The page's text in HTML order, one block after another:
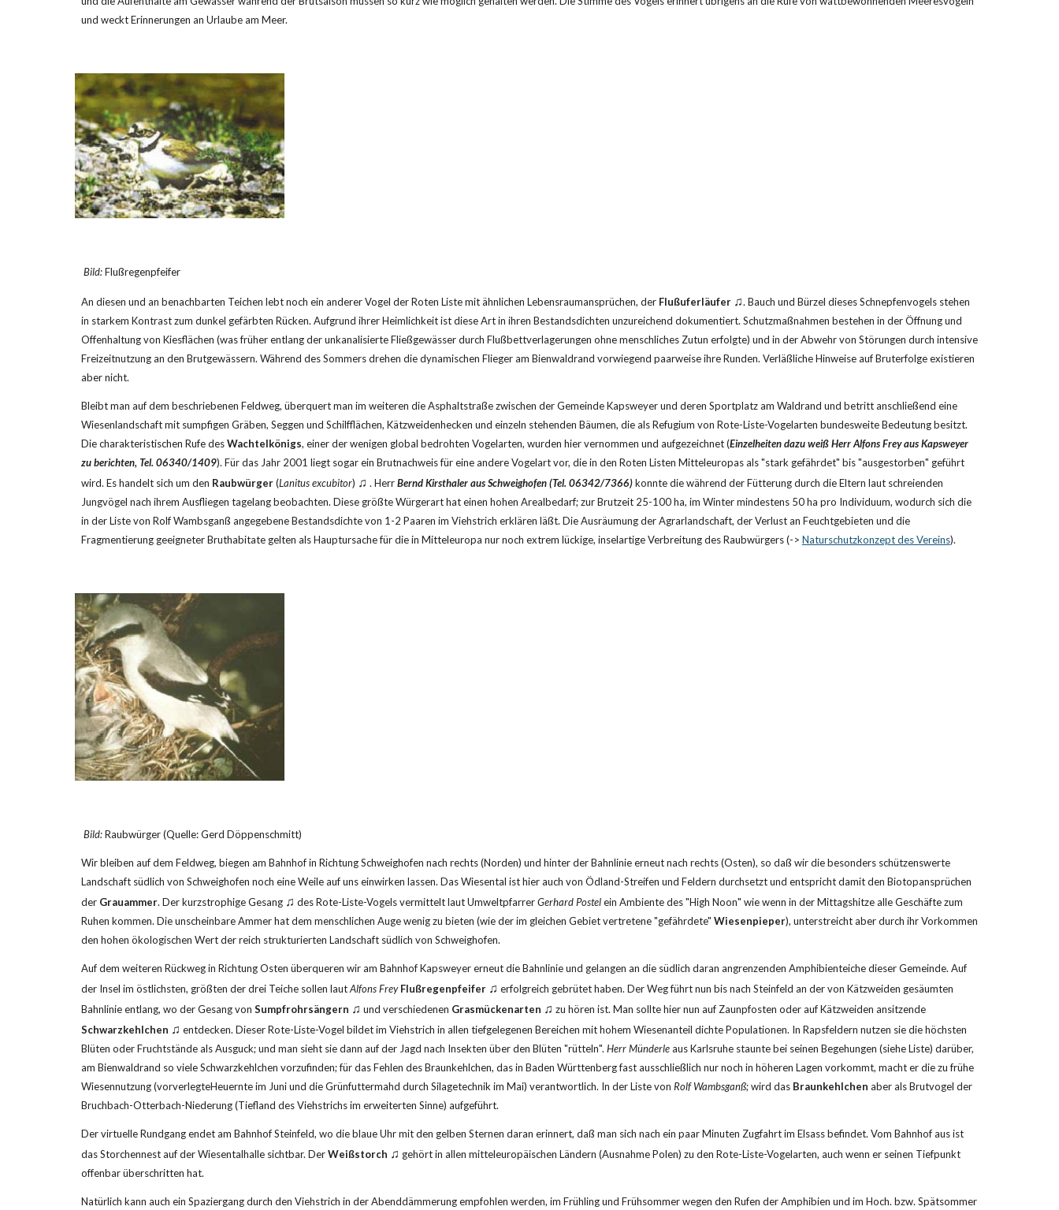
und weckt Erinnerungen an Urlaube am Meer.
Bild: Flußregenpfeifer
An diesen und an benachbarten Teichen lebt noch ein anderer Vogel der Roten Liste mit ähnlichen Lebensraumansprüchen, der Flußuferläufer ♫. Bauch und Bürzel dieses Schnepfenvogels stehen
in starkem Kontrast zum dunkel gefärbten Rücken. Aufgrund ihrer Heimlichkeit ist diese Art in ihren Bestandsdichten unzureichend dokumentiert. Schutzmaßnahmen bestehen in der Öffnung und
Offenhaltung von Kiesflächen (was früher entlang der unkanalisierte Fließgewässer durch Flußbettverlagerungen ohne menschliches Zutun erfolgte) und in der Abwehr von Störungen durch intensive
Freizeitnutzung an den Brutgewässern. Während des Sommers drehen die dynamischen Flieger am Bienwaldrand vorwiegend paarweise ihre Runden. Verläßliche Hinweise auf Bruterfolge existieren
aber nicht.
Bleibt man auf dem beschriebenen Feldweg, überquert man im weiteren die Asphaltstraße zwischen der Gemeinde Kapsweyer und deren Sportplatz am Waldrand und betritt anschließend eine
Wiesenlandschaft mit sumpfigen Gräben, Seggen und Schilfflächen, Kätzweidenhecken und einzeln stehenden Bäumen, die als Refugium von Rote-Liste-Vogelarten bundesweite Bedeutung besitzt.
Die charakteristischen Rufe des Wachtelkönigs, einer der wenigen global bedrohten Vogelarten, wurden hier vernommen und aufgezeichnet (Einzelheiten dazu weiß Herr Alfons Frey aus Kapsweyer
zu berichten, Tel. 06340/1409). Für das Jahr 2001 liegt sogar ein Brutnachweis für eine andere Vogelart vor, die in den Roten Listen Mitteleuropas als "stark gefährdet" bis "ausgestorben" geführt
wird. Es handelt sich um den Raubwürger (Lanitus excubitor) ♫ . Herr Bernd Kirsthaler aus Schweighofen (Tel. 06342/7366) konnte die während der Fütterung durch die Eltern laut schreienden
Jungvögel nach ihrem Ausfliegen tagelang beobachten. Diese größte Würgerart hat einen hohen Arealbedarf; zur Brutzeit 25-100 ha, im Winter mindestens 50 ha pro Individuum, wodurch sich die
in der Liste von Rolf Wambsganß angegebene Bestandsdichte von 1-2 Paaren im Viehstrich erklären läßt. Die Ausräumung der Agrarlandschaft, der Verlust an Feuchtgebieten und die
Fragmentierung geeigneter Bruthabitate gelten als Hauptursache für die in Mitteleuropa nur noch extrem lückige, inselartige Verbreitung des Raubwürgers (-> Naturschutzkonzept des Vereins).
Bild: Raubwürger (Quelle: Gerd Döppenschmitt)
Wir bleiben auf dem Feldweg, biegen am Bahnhof in Richtung Schweighofen nach rechts (Norden) und hinter der Bahnlinie erneut nach rechts (Osten), so daß wir die besonders schützenswerte
Landschaft südlich von Schweighofen noch eine Weile auf uns einwirken lassen. Das Wiesental ist hier auch von Ödland-Streifen und Feldern durchsetzt und entspricht damit den Biotopansprüchen
der Grauammer. Der kurzstrophige Gesang ♫ des Rote-Liste-Vogels vermittelt laut Umweltpfarrer Gerhard Postel ein Ambiente des "High Noon" wie wenn in der Mittagshitze alle Geschäfte zum
Ruhen kommen. Die unscheinbare Ammer hat dem menschlichen Auge wenig zu bieten (wie der im gleichen Gebiet vertretene "gefährdete" Wiesenpieper), unterstreicht aber durch ihr Vorkommen
den hohen ökologischen Wert der reich strukturierten Landschaft südlich von Schweighofen.
Auf dem weiteren Rückweg in Richtung Osten überqueren wir am Bahnhof Kapsweyer erneut die Bahnlinie und gelangen an die südlich daran angrenzenden Amphibienteiche dieser Gemeinde. Auf
der Insel im östlichsten, größten der drei Teiche sollen laut Alfons Frey Flußregenpfeifer ♫ erfolgreich gebrütet haben. Der Weg führt nun bis nach Steinfeld an der von Kätzweiden gesäumten
Bahnlinie entlang, wo der Gesang von Sumpfrohrsängern ♫ und verschiedenen Grasmückenarten ♫
zu hören ist. Man sollte hier nun auf Zaunpfosten oder auf Kätzweiden ansitzende
Schwarzkehlchen ♫ entdecken. Dieser Rote-Liste-Vogel bildet im Viehstrich in allen tiefgelegenen Bereichen mit hohem Wiesenanteil dichte Populationen. In Rapsfeldern nutzen sie die höchsten
Blüten oder Fruchtstände als Ausguck; und man sieht sie dann auf der Jagd nach Insekten über den Blüten "rütteln". Herr Münderle aus Karlsruhe staunte bei seinen Begehungen (siehe Liste) darüber,
am Bienwaldrand so viele Schwarzkehlchen vorzufinden; für das Fehlen des Braunkehlchen, das in Baden Württenberg fast ausschließlich nur noch in höheren Lagen vorkommt, macht er die zu frühe
Wiesennutzung (vorverlegteHeuernte im Juni und die Grünfuttermahd durch Silagetechnik im Mai) verantwortlich. In der Liste von Rolf Wambsganß; wird das Braunkehlchen aber als Brutvogel der
Bruchbach-Otterbach-Niederung (Tiefland des Viehstrichs im erweiterten Sinne) aufgeführt.
Der virtuelle Rundgang endet am Bahnhof Steinfeld, wo die blaue Uhr mit den gelben Sternen daran erinnert, daß man sich nach ein paar Minuten Zugfahrt im Elsass befindet. Vom Bahnhof aus ist
das Storchennest auf der Wiesentalhalle sichtbar. Der Weißstorch ♫ gehört in allen mitteleuropäischen Ländern (Ausnahme Polen) zu den Rote-Liste-Vogelarten, auch wenn er seinen Tiefpunkt
offenbar überschritten hat.
Natürlich kann auch ein Spaziergang durch den Viehstrich in der Abenddämmerung empfohlen werden, im Frühling und Frühsommer wegen den Rufen der Amphibien und im Hoch. bzw. Spätsommer